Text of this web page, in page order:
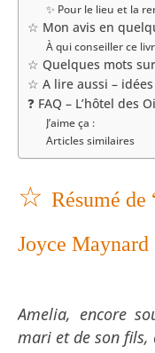
✨ Pour le lieu et la
☆ Mon avis en
À qui conseiller ce
☆ Quelques mots
☆ A lire aussi –
❓ FAQ – L’hôtel des
J’aime ça :
Articles similaires
☆ Résumé de
Joyce Maynard
Amelia, encore
mari et de son fils,